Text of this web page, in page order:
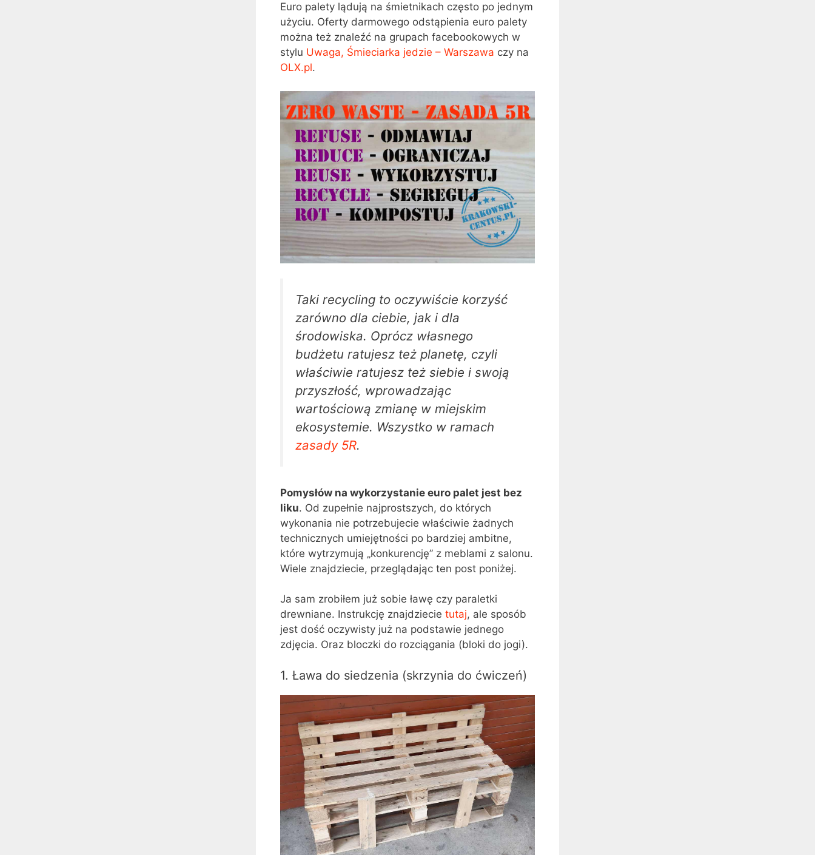
Euro palety lądują na śmietnikach często po jednym
użyciu. Oferty darmowego odstąpienia euro palety
można też znaleźć na grupach facebookowych w
stylu Uwaga, Śmieciarka jedzie – Warszawa czy na
OLX.pl.
Taki recycling to oczywiście korzyść
zarówno dla ciebie, jak i dla
środowiska. Oprócz własnego
budżetu ratujesz też planetę, czyli
właściwie ratujesz też siebie i swoją
przyszłość, wprowadzając
wartościową zmianę w miejskim
ekosystemie. Wszystko w ramach
zasady 5R.
Pomysłów na wykorzystanie euro palet jest bez
liku. Od zupełnie najprostszych, do których
wykonania nie potrzebujecie właściwie żadnych
technicznych umiejętności po bardziej ambitne,
które wytrzymują „konkurencję” z meblami z salonu.
Wiele znajdziecie, przeglądając ten post poniżej.
Ja sam zrobiłem już sobie ławę czy paraletki
drewniane. Instrukcję znajdziecie tutaj, ale sposób
jest dość oczywisty już na podstawie jednego
zdjęcia. Oraz bloczki do rozciągania (bloki do jogi).
1. Ława do siedzenia (skrzynia do ćwiczeń)